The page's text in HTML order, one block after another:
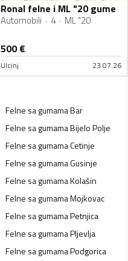
Ronal felne i ML "20 gume
Automobili 4 ML "20
500€
Ulcinj 23.07.26
Felne sa gumamaBar
Felne sa gumamaBijelo Polje
Felne sa gumamaCetinje
Felne sa gumamaGusinje
Felne sa gumamaKolašin
Felne sa gumamaMojkovac
Felne sa gumamaPetnjica
Felne sa gumamaPljevlja
Felne sa gumamaPodgorica